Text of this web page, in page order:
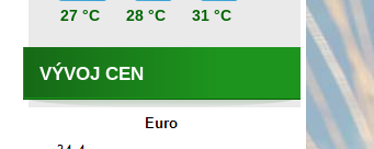
27 °C 28 °C 31 °C
VÝVOJ CEN